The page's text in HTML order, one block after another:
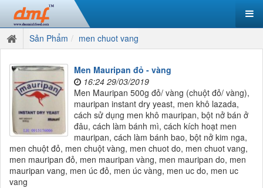
Sản Phẩm men chuot vang
Men Mauripan đỏ - vàng
16:24 29/03/2019
Men Mauripan 500g đỏ/ vàng (chuột đỏ/ vàng),
mauripan instant dry yeast, men khô lazada,
cách sử dụng men khô mauripan, bột nở bán ở
đâu, cách làm bánh mì, cách kích hoạt men
mauripan, cách làm bánh bao, bột nở kim nga,
men chuột đỏ, men chuột vàng, men chuot do, men chuot vang,
men mauripan đỏ, men mauripan vàng, men mauripan do, men
mauripan vang, men úc đỏ, men úc vàng, men uc do, men uc
vang